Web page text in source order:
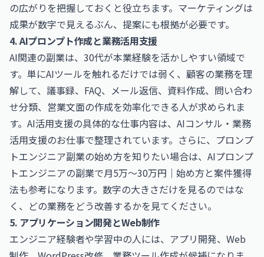
の広がりを把握しておくと役立ちます。マーケティングは
成果が数字で見えるぶん、提案にも根拠が必要です。
4. AIプロンプト作成と業務活用支援
AI関連の副業は、30代が本業経験を活かしやすい領域で
す。単にAIツールを触れるだけでは弱く、顧客の業務を理
解して、議事録、FAQ、メール返信、資料作成、問い合わ
せ分類、営業文面の作成を効率化できる人が求められま
す。AI活用支援の具体的な仕事内容は、 AIコンサル・業務
活用支援のお仕事で整理されています。さらに、プロンプ
トエンジニア副業の始め方を知りたい場合は、 AIプロンプ
トエンジニアの副業で月5万〜30万円｜始め方と案件獲得
法も参考になります。数字の大きさだけを見るのではな
く、どの業務をどう改善するかを見てください。
5. アプリケーション開発とWeb制作
エンジニア経験者や学習中の人には、アプリ開発、Web